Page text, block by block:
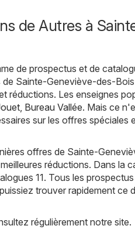
de Autres à
de prospectus et de
Sainte-Geneviève-des-
réductions. Les enseignes
Bureau Vallée. Mais ce
sur les offres spéciales
offres de Sainte-
réductions. Dans la
11. Tous les
trouver rapidement ce
régulièrement notre site.